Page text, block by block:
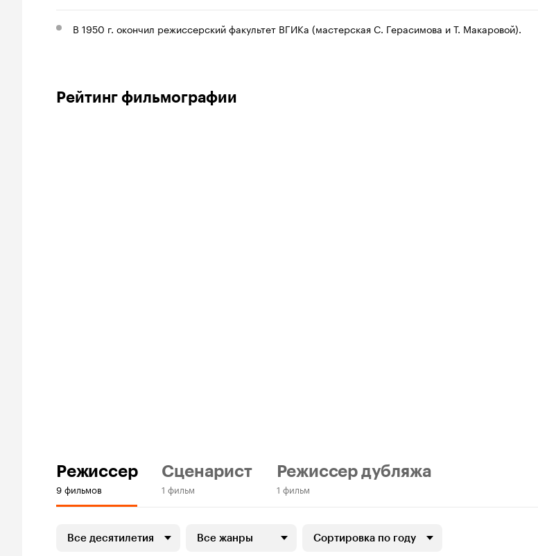
В 1950 г. окончил режиссерский факультет ВГИКа (мастерская С. Герасимова и Т. Макаровой).
Рейтинг фильмографии
Режиссер
9 фильмов
Сценарист
1 фильм
Режиссер дубляжа
1 фильм
Все десятилетия Все жанры Сортировка по году